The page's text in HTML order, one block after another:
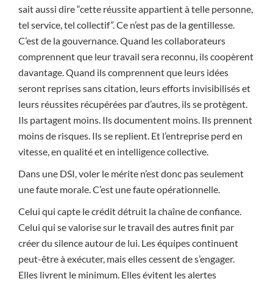
sait aussi dire “cette réussite appartient à telle personne,
tel service, tel collectif”. Ce n’est pas de la gentillesse.
C’est de la gouvernance. Quand les collaborateurs
comprennent que leur travail sera reconnu, ils coopèrent
davantage. Quand ils comprennent que leurs idées
seront reprises sans citation, leurs efforts invisibilisés et
leurs réussites récupérées par d’autres, ils se protègent.
Ils partagent moins. Ils documentent moins. Ils prennent
moins de risques. Ils se replient. Et l’entreprise perd en
vitesse, en qualité et en intelligence collective.
Dans une DSI, voler le mérite n’est donc pas seulement
une faute morale. C’est une faute opérationnelle.
Celui qui capte le crédit détruit la chaîne de confiance.
Celui qui se valorise sur le travail des autres finit par
créer du silence autour de lui. Les équipes continuent
peut-être à exécuter, mais elles cessent de s’engager.
Elles livrent le minimum. Elles évitent les alertes